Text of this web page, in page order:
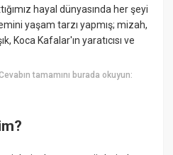
hayal dünyasında her şeyi
yaşam tarzı yapmış; mizah,
Koca Kafalar'ın yaratıcısı ve
tamamını burada okuyun: